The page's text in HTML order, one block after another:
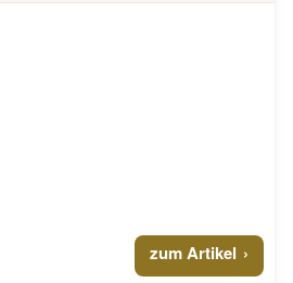
zum Artikel